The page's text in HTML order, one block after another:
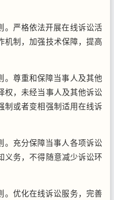
严格依法开展在线诉讼活
机制，加强技术保障，提高
尊重和保障当事人及其他
权，未经当事人及其他诉讼
制或者变相强制适用在线诉
充分保障当事人各项诉讼
义务，不得随意减少诉讼环
优化在线诉讼服务，完善